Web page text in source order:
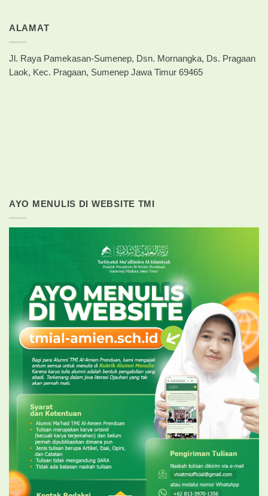
ALAMAT
Jl. Raya Pamekasan-Sumenep, Dsn. Mornangka, Ds. Pragaan
Laok, Kec. Pragaan, Sumenep Jawa Timur 69465
AYO MENULIS DI WEBSITE TMI